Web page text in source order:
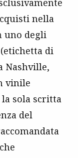
nella
uno degli
di
Nashville,
vinile
sola scritta
del